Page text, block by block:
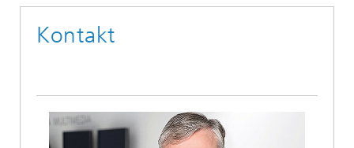
Kontakt